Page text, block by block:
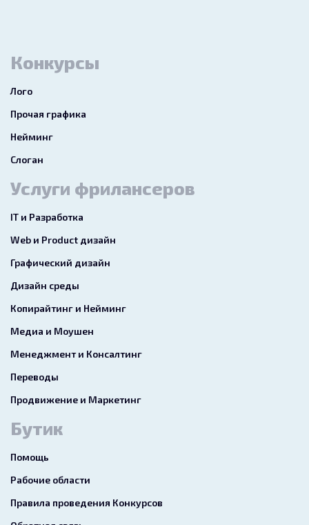
Конкурсы
Лого
Прочая графика
Нейминг
Слоган
Услуги фрилансеров
IT и Разработка
Web и Product дизайн
Графический дизайн
Дизайн среды
Копирайтинг и Нейминг
Медиа и Моушен
Менеджмент и Консалтинг
Переводы
Продвижение и Маркетинг
Бутик
Помощь
Рабочие области
Правила проведения Конкурсов